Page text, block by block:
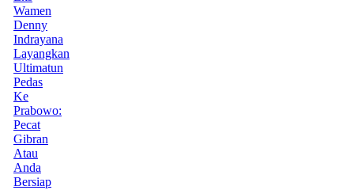
Wamen
Denny
Indrayana
Layangkan
Ultimatun
Pedas
Ke
Prabowo:
Pecat
Gibran
Atau
Anda
Bersiap